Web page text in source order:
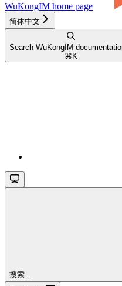
WuKongIM home page
简体中文
Search WuKongIM
⌘ K
搜索...